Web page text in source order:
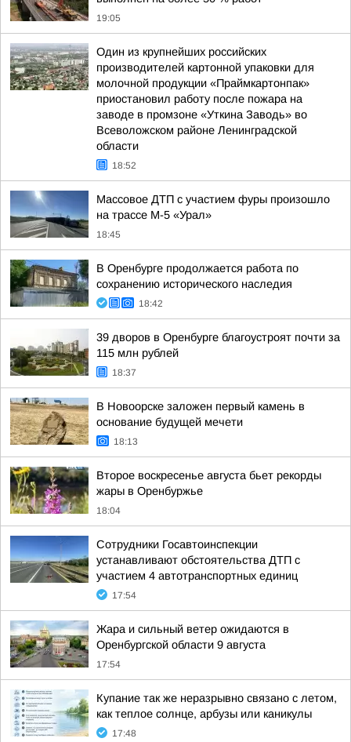
19:05
Один из крупнейших российских
производителей картонной упаковки для
молочной продукции «Праймкартонпак»
приостановил работу после пожара на
заводе в промзоне «Уткина Заводь» во
Всеволожском районе Ленинградской
области
18:52
Массовое ДТП с участием фуры произошло
на трассе М-5 «Урал»
18:45
В Оренбурге продолжается работа по
сохранению исторического наследия
18:42
39 дворов в Оренбурге благоустроят почти за
115 млн рублей
18:37
В Новоорске заложен первый камень в
основание будущей мечети
18:13
Второе воскресенье августа бьет рекорды
жары в Оренбуржье
18:04
Сотрудники Госавтоинспекции
устанавливают обстоятельства ДТП с
участием 4 автотранспортных единиц
17:54
Жара и сильный ветер ожидаются в
Оренбургской области 9 августа
17:54
Купание так же неразрывно связано с летом,
как теплое солнце, арбузы или каникулы
17:48